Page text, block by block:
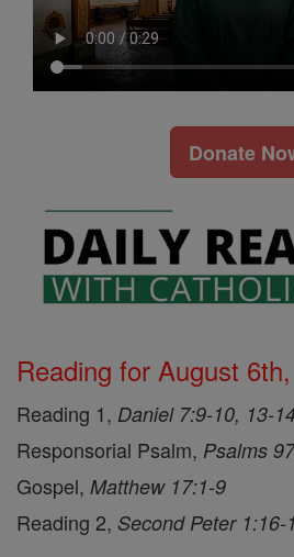
Donate
Reading for August
Reading 1, Daniel 7:9-10, 13-14
Responsorial Psalm, Psalms
Gospel, Matthew 17:1-9
Reading 2, Second Peter 1:16-